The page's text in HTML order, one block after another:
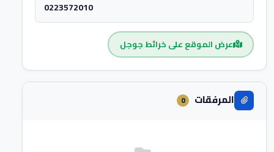
0223572010
عرض الموقع على خرائط جوجل
المرفقات 0